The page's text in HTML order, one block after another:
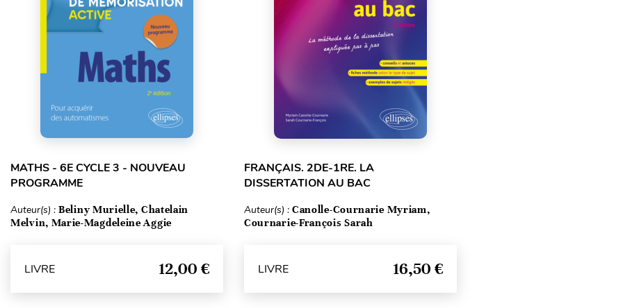
MATHS - 6E CYCLE 3 - NOUVEAU
PROGRAMME
Auteur(s) : Beliny Murielle, Chatelain
Melvin, Marie-Magdeleine Aggie
LIVRE 12,00 €
FRANÇAIS. 2DE-1RE. LA
DISSERTATION AU BAC
Auteur(s) : Canolle-Cournarie Myriam,
Cournarie-François Sarah
LIVRE 16,50 €